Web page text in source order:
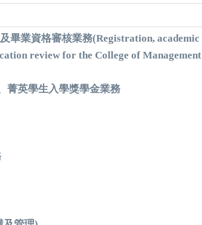
畢業資格審核業務(Registration, academic
review for the College of Management
菁英學生入學獎學金業務